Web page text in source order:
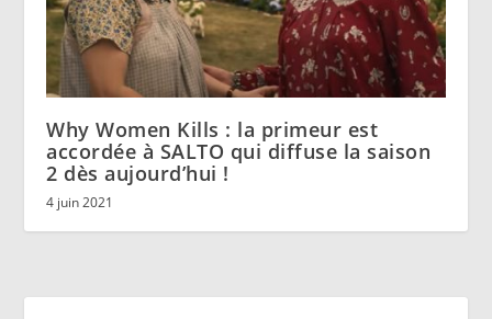
Why Women Kills : la primeur est
accordée à SALTO qui diffuse la saison
2 dès aujourd’hui !
4 juin 2021